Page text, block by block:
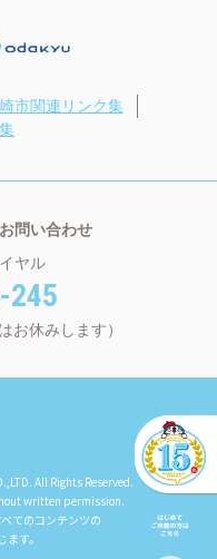
市関連リンク集
問い合わせ
ヤル
245
お休みします）
All Rights Reserved.
written permission.
てのコンテンツの
す。